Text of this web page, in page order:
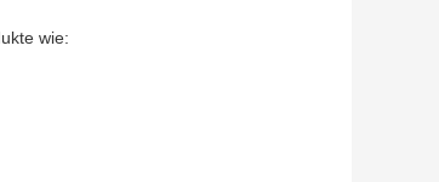
wie: